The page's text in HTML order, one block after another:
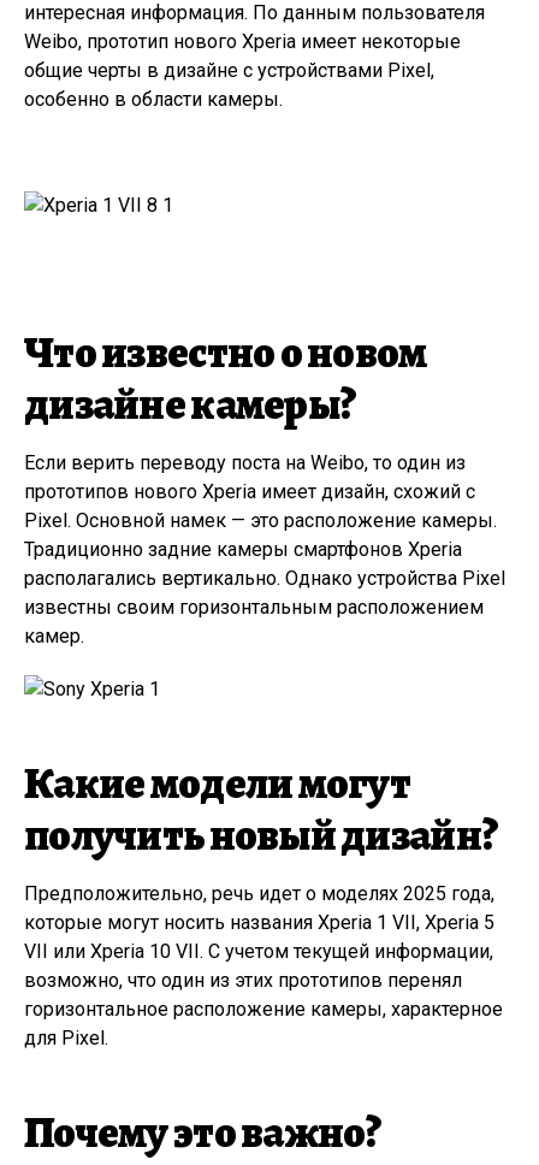
интересная информация. По данным пользователя
Weibo, прототип нового Xperia имеет некоторые
общие черты в дизайне с устройствами Pixel,
особенно в области камеры.
Что известно о новом
дизайне камеры?
Если верить переводу поста на Weibo, то один из
прототипов нового Xperia имеет дизайн, схожий с
Pixel. Основной намек — это расположение камеры.
Традиционно задние камеры смартфонов Xperia
располагались вертикально. Однако устройства Pixel
известны своим горизонтальным расположением
камер.
Какие модели могут
получить новый дизайн?
Предположительно, речь идет о моделях 2025 года,
которые могут носить названия Xperia 1 VII, Xperia 5
VII или Xperia 10 VII. С учетом текущей информации,
возможно, что один из этих прототипов перенял
горизонтальное расположение камеры, характерное
для Pixel.
Почему это важно?